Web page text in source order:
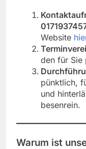
Website
den für Sie
pünktlich,
und
besenrein.
Warum ist